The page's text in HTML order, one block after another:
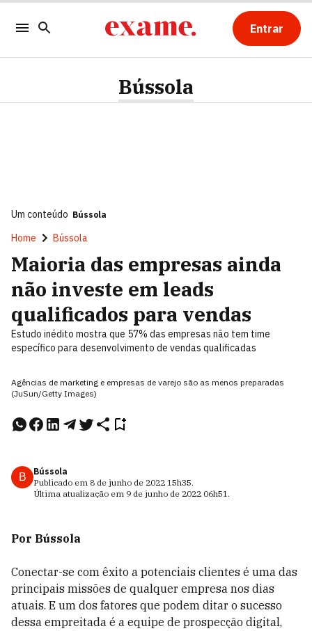
Entrar
Bússola
Um conteúdo Bússola
Home Bússola
Maioria das empresas ainda
não investe em leads
qualificados para vendas
Estudo inédito mostra que 57% das empresas não tem time
específico para desenvolvimento de vendas qualificadas
Agências de marketing e empresas de varejo são as menos preparadas
(JuSun/Getty Images)
B
Bússola
Publicado em 8 de junho de 2022 15h35.
Última atualização em 9 de junho de 2022 06h51.
Por Bússola
Conectar-se com êxito a potenciais clientes é uma das
principais missões de qualquer empresa nos dias
atuais. E um dos fatores que podem ditar o sucesso
dessa empreitada é a equipe de prospecção digital,